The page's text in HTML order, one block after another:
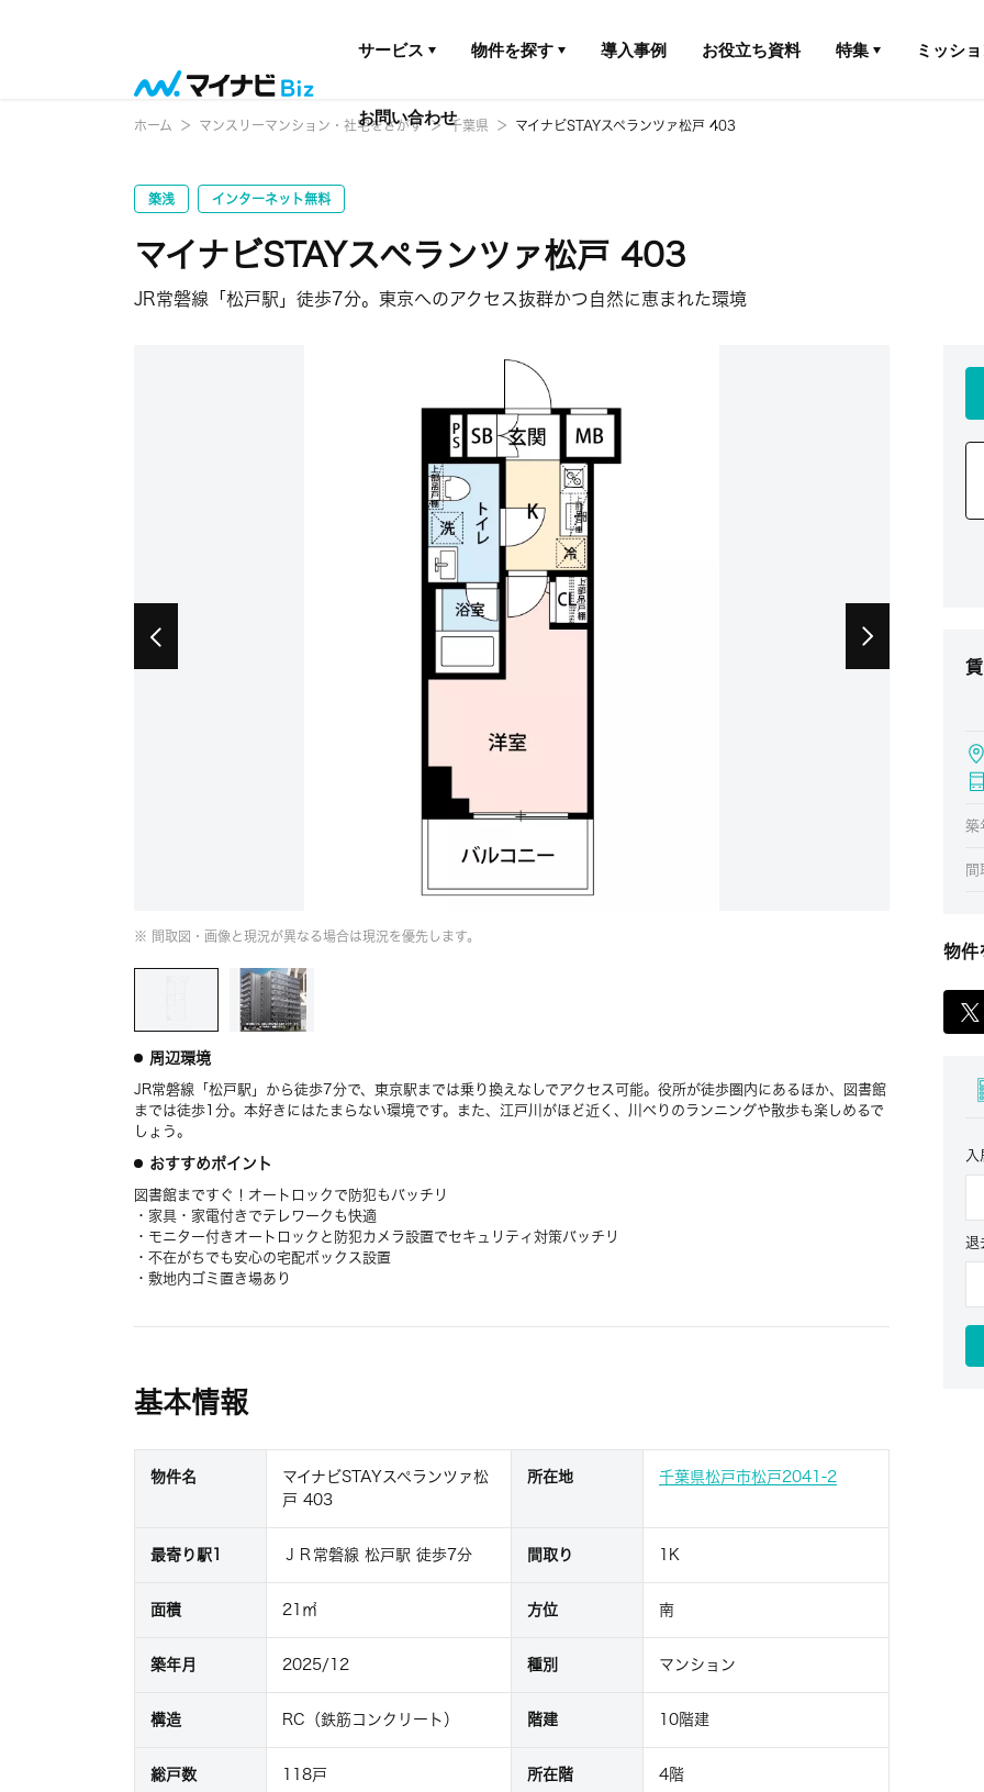
サービス 物件を探す 導入事例 お役立ち資料 特集 ミッシ
お問い合わせ
ホーム マンスリーマンション・社宅をさがす 千葉県 マイナビSTAYスペランツァ松戸 403
築浅 インターネット無料
マイナビSTAYスペランツァ松戸 403
JR常磐線「松戸駅」徒歩7分。東京へのアクセス抜群かつ自然に恵まれた環境
※ 間取図・画像と現況が異なる場合は現況を優先します。
周辺環境
JR常磐線「松戸駅」から徒歩7分で、東京駅までは乗り換えなしでアクセス可能。役所が徒歩圏内にあるほか、図書館
までは徒歩1分。本好きにはたまらない環境です。また、江戸川がほど近く、川べりのランニングや散歩も楽しめるで
しょう。
おすすめポイント
図書館まですぐ！オートロックで防犯もバッチリ
・家具・家電付きでテレワークも快適
・モニター付きオートロックと防犯カメラ設置でセキュリティ対策バッチリ
・不在がちでも安心の宅配ボックス設置
・敷地内ゴミ置き場あり
基本情報
物件名
マイナビSTAYスペランツァ松
戸 403
所在地 千葉県松戸市松戸2041-2
最寄り駅1 ＪＲ常磐線 松戸駅 徒歩7分 間取り 1K
面積 21㎡ 方位 南
築年月 2025/12 種別 マンション
構造 RC（鉄筋コンクリート） 階建 10階建
総戸数 118戸 所在階 4階
築
間
物件
入
退